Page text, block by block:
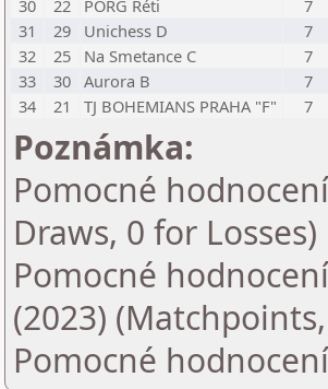
30
22 PORG Réti 7
31
29 Unichess D 7
32
25 Na Smetance C 7
33
30 Aurora B 7
34
21 TJ BOHEMIANS PRAHA "F" 7
Poznámka:
Pomocné
Draws, 0 for Losses)
Pomocné
(2023)
Pomocné